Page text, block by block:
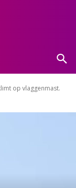
op vlaggenmast.